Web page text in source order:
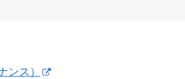
ンス）